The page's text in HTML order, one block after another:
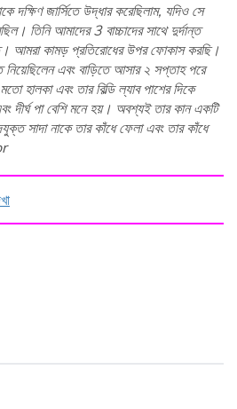
দক্ষিণ জার্সিতে উদ্ধার করেছিলাম, যদিও সে
তিনি আমাদের 3 বাচ্চাদের সাথে দুর্দান্ত
আমরা কামড় প্রতিরোধের উপর ফোকাস করছি।
নিয়েছিলেন এবং বাড়িতে আসার ২ সপ্তাহ পরে
হালকা এবং তার বিল্ডি ল্যাব পাশের দিকে
দীর্ঘ পা বেশি মনে হয়। অবশ্যই তার কান একটি
সাদা নাকে তার কাঁধে ফেলা এবং তার কাঁধে